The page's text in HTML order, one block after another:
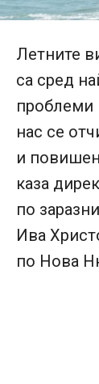
Летните
са сред
проблеми
нас се
и
каза
по
Ива
по Нова